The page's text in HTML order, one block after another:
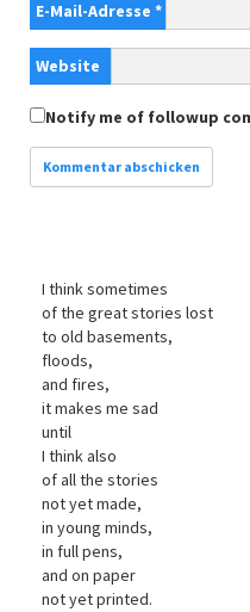
E-Mail-Adresse *
Website
Notify me of followup
I think sometimes
of the great stories lost
to old basements,
floods,
and fires,
it makes me sad
until
I think also
of all the stories
not yet made,
in young minds,
in full pens,
and on paper
not yet printed.